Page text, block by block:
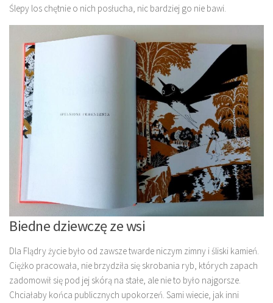
Ślepy los chętnie o nich posłucha, nic bardziej go nie bawi.
Biedne dziewczę ze wsi
Dla Flądry życie było od zawsze twarde niczym zimny i śliski kamień.
Ciężko pracowała, nie brzydziła się skrobania ryb, których zapach
zadomowił się pod jej skórą na stałe, ale nie to było najgorsze.
Chciałaby końca publicznych upokorzeń. Sami wiecie, jak inni